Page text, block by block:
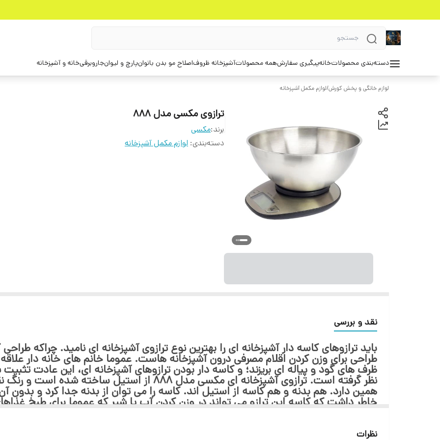
دسته‌بندی محصولاتخانهپیگیری سفارشهمه محصولاتآشپزخانه ظروفاصلاح مو بدن بانوانپارچ و لیوانجاروبرقیخانه و آشپزخانه
لوازم خانگی و پخش کورش/لوازم مکمل آشپزخانه
ترازوی مکسی مدل 888
برند:مکسی
دسته‌بندی: لوازم مکمل آشپزخانه
نقد و بررسی
باید ترازوهای کاسه دار آشپزخانه ای را بهترین نوع ترازوی آشپزخانه ای نامید. چراکه
طراحی برای وزن کردن اقلام مصرفی درون آشپزخانه هاست. عموما خانم های خانه دار
ظرف های گود و پیاله ای بریزند؛ و کاسه دار بودن ترازوهای آشپزخانه ای، این عادت تثبیت
نظر گرفته است. ترازوی آشپزخانه ای مکسی مدل 888 از
همین دارد. هم بدنه و هم کاسه از استیل اند. کاسه را می توان از بدنه جدا کرد و بدون آن
خاطر داشت که کاسه این ترازو می تواند در وزن کردن آب یا شیر که عموما برای طبخ
نیازی به تنظیم کردن یا کالیبره ندارد. این کار به صورت خودکار و پس از روشن شدن
نظرات